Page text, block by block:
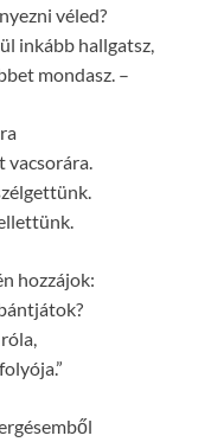
véled?
inkább hallgatsz,
mondasz. –
vacsorára.
hozzájok: